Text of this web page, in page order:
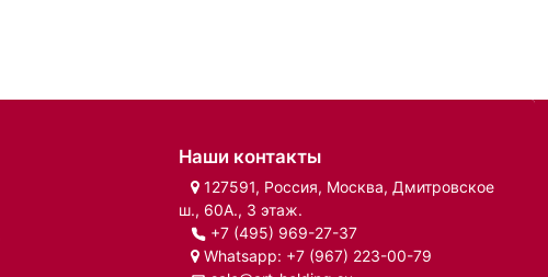
Наши контакты
127591, Россия, Москва, Дмитровское
ш., 60А., 3 этаж.
+7 (495) 969-27-37
Whatsapp: +7 (967) 223-00-79